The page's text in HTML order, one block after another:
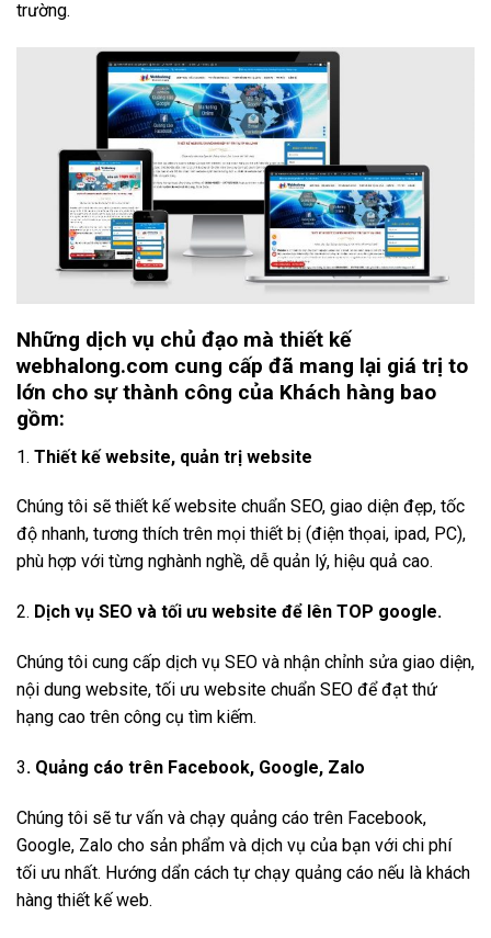
trường.
Những dịch vụ chủ đạo mà thiết kế
webhalong.com cung cấp đã mang lại giá trị to
lớn cho sự thành công của Khách hàng bao
gồm:
1. Thiết kế website, quản trị website
Chúng tôi sẽ thiết kế website chuẩn SEO, giao diện đẹp, tốc
độ nhanh, tương thích trên mọi thiết bị (điện thọai, ipad, PC),
phù hợp với từng nghành nghề, dễ quản lý, hiệu quả cao.
2. Dịch vụ SEO và tối ưu website để lên TOP google.
Chúng tôi cung cấp dịch vụ SEO và nhận chỉnh sửa giao diện,
nội dung website, tối ưu website chuẩn SEO để đạt thứ
hạng cao trên công cụ tìm kiếm.
3. Quảng cáo trên Facebook, Google, Zalo
Chúng tôi sẽ tư vấn và chạy quảng cáo trên Facebook,
Google, Zalo cho sản phẩm và dịch vụ của bạn với chi phí
tối ưu nhất. Hướng dẩn cách tự chạy quảng cáo nếu là khách
hàng thiết kế web.